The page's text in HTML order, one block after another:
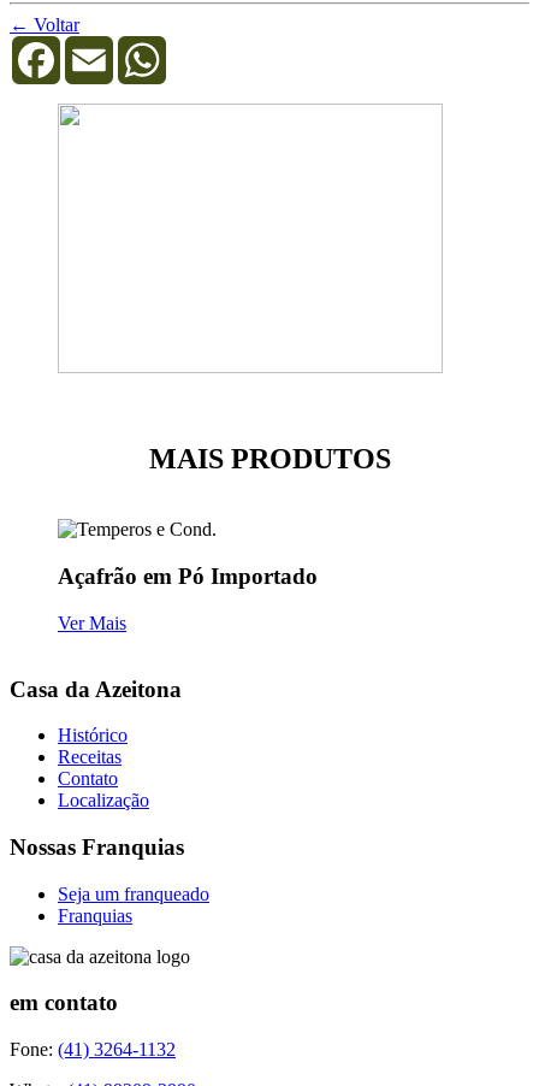
← Voltar
FacebookEmail
MAIS PRODUTOS
Açafrão em Pó Importado
Ver Mais
Casa da Azeitona
Histórico
Receitas
Contato
Localização
Nossas Franquias
Seja um franqueado
Franquias
em contato
Fone: (41) 3264-1132